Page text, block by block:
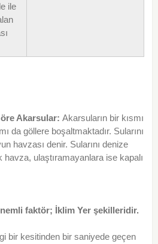
ile
Akarsular: Akarsuların bir kısmı
da göllere boşaltmaktadır. Sularını
havzası denir. Sularını denize
havza, ulaştıramayanlara ise kapalı
faktör; İklim Yer şekilleridir.
bir kesitinden bir saniyede geçen